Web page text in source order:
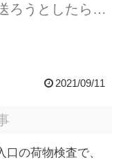
ろうとしたら…
2021/09/11
の荷物検査で、